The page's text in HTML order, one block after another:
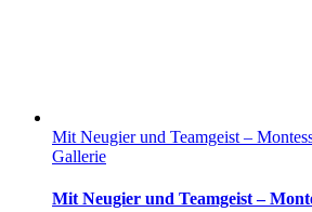
Mit Neugier und Teamgeist –
Gallerie
Mit Neugier und Teamgeist –